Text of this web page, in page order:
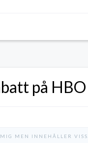
på
MEN INNEHÅLLER